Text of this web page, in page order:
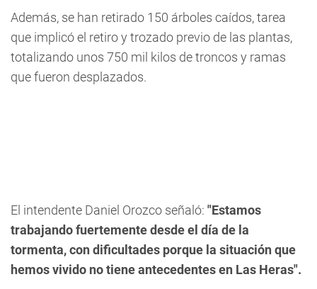
Además, se han retirado 150 árboles caídos, tarea
que implicó el retiro y trozado previo de las plantas,
totalizando unos 750 mil kilos de troncos y ramas
que fueron desplazados.
El intendente Daniel Orozco señaló: "Estamos
trabajando fuertemente desde el día de la
tormenta, con dificultades porque la situación que
hemos vivido no tiene antecedentes en Las Heras".